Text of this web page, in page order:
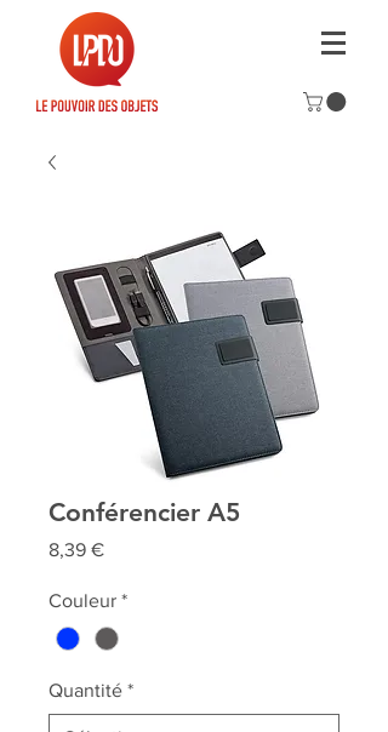
Conférencier A5
8,39 €Prix
Couleur *
Quantité *